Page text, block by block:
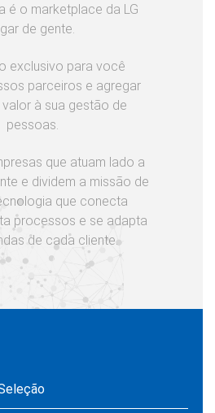
é o marketplace da LG
de gente.
exclusivo para você
parceiros e agregar
valor à sua gestão de
pessoas.
que atuam lado a
e dividem a missão de
que conecta
processos e se adapta
de cada cliente.